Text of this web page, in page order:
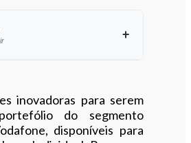
inovadoras para serem
do segmento
disponíveis para